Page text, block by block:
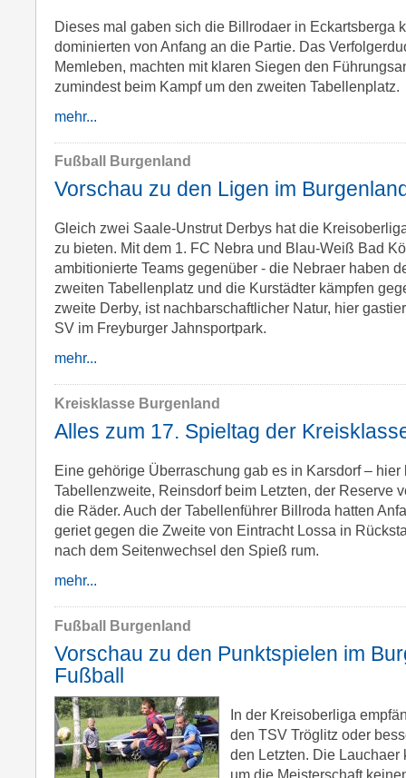
Dieses mal gaben sich die Billrodaer in Eckartsberga
dominierten von Anfang an die Partie. Das
Memleben, machten mit klaren Siegen den
zumindest beim Kampf um den zweiten Tabellenplatz.
mehr...
Fußball Burgenland
Vorschau zu den Ligen im
Gleich zwei Saale-Unstrut Derbys hat die
zu bieten. Mit dem 1. FC Nebra und Blau-Weiß Bad
ambitionierte Teams gegenüber - die Nebraer haben
zweiten Tabellenplatz und die Kurstädter kämpfen
zweite Derby, ist nachbarschaftlicher Natur, hier
SV im Freyburger Jahnsportpark.
mehr...
Kreisklasse Burgenland
Alles zum 17. Spieltag der
Eine gehörige Überraschung gab es in Karsdorf – hier
Tabellenzweite, Reinsdorf beim Letzten, der Reserve
die Räder. Auch der Tabellenführer Billroda hatten
geriet gegen die Zweite von Eintracht Lossa in
nach dem Seitenwechsel den Spieß rum.
mehr...
Fußball Burgenland
Vorschau zu den Punktspielen im
Fußball
In der Kreisoberliga
den TSV Tröglitz oder
den Letzten. Die
um die Meisterschaft